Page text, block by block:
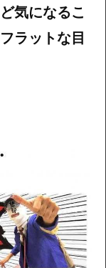
気になるこ
ラットな目